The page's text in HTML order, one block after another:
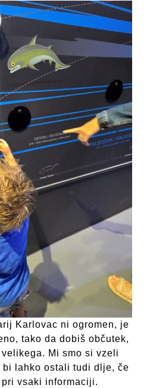
Karlovac ni ogromen, je
tako da dobiš občutek,
Mi smo si vzeli
lahko ostali tudi dlje, če
vsaki informaciji.